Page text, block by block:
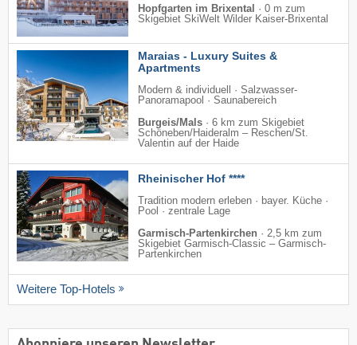
Hopfgarten im Brixental
· 0 m zum
Skigebiet SkiWelt Wilder Kaiser-Brixental
Maraias - Luxury Suites &
Apartments
Modern & individuell · Salzwasser-
Panoramapool · Saunabereich
Burgeis/Mals · 6 km zum Skigebiet
Schöneben/​Haideralm – Reschen/​St.
Valentin auf der Haide
Rheinischer Hof ****
Tradition modern erleben · bayer. Küche ·
Pool · zentrale Lage
Garmisch-Partenkirchen · 2,5 km zum
Skigebiet Garmisch-Classic – Garmisch-
Partenkirchen
Weitere Top-Hotels